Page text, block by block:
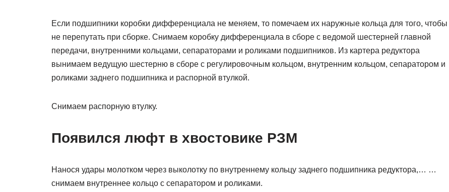
Если подшипники коробки дифференциала не меняем, то помечаем их наружные кольца для того, чтобы
не перепутать при сборке. Снимаем коробку дифференциала в сборе с ведомой шестерней главной
передачи, внутренними кольцами, сепараторами и роликами подшипников. Из картера редуктора
вынимаем ведущую шестерню в сборе с регулировочным кольцом, внутренним кольцом, сепаратором и
роликами заднего подшипника и распорной втулкой.
Снимаем распорную втулку.
Появился люфт в хвостовике РЗМ
Нанося удары молотком через выколотку по внутреннему кольцу заднего подшипника редуктора,… …
снимаем внутреннее кольцо с сепаратором и роликами.